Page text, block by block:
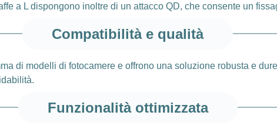
a L dispongono inoltre di un attacco QD, che consente un
Compatibilità e qualità
di modelli di fotocamere e offrono una soluzione robusta e
Funzionalità ottimizzata